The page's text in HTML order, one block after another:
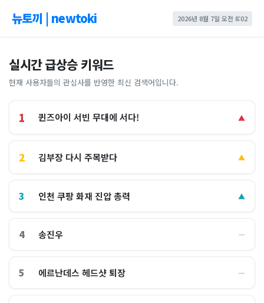
뉴토끼 | newtoki 2026년 8월 7일 오전 8:02
실시간 급상승 키워드
현재 사용자들의 관심사를 반영한 최신 검색어입니다.
1 퀸즈아이 서빈 무대에 서다! ▲
2 김부장 다시 주목받다 ▲
3 인천 쿠팡 화재 진압 총력 ▲
4 송진우 ―
5 에르난데스 헤드샷 퇴장 ―